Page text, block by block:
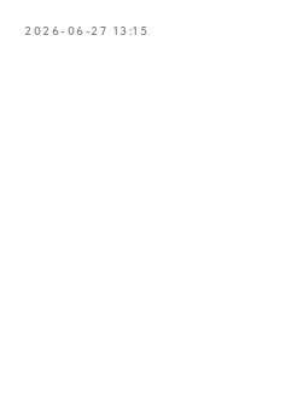
2026-06-27 13:15